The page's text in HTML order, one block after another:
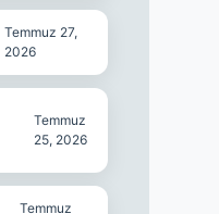
Temmuz 27,
2026
Temmuz
25, 2026
Temmuz